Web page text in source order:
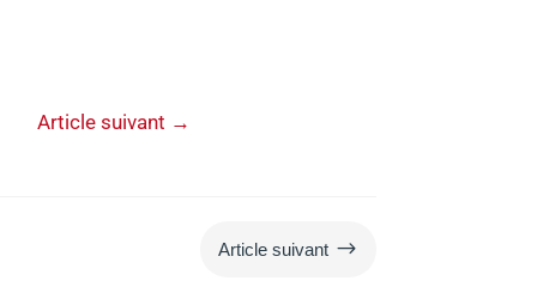
Article suivant →
Article suivant $